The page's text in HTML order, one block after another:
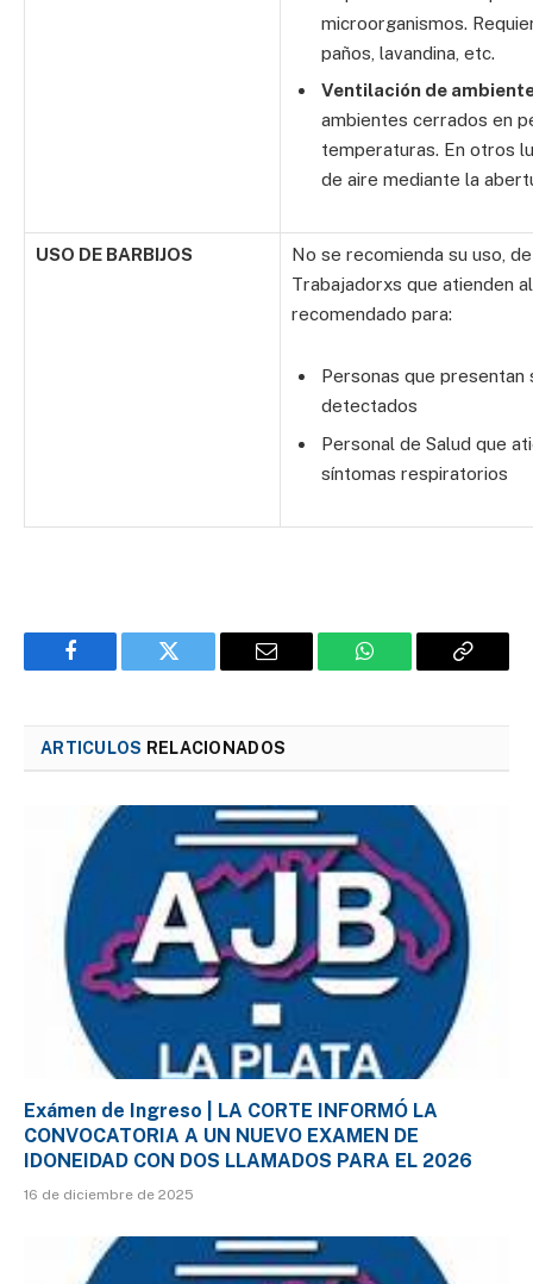
microorganismos.
paños, lavandina, etc.
Ventilación de
ambientes cerrados en
temperaturas. En otros
de aire mediante la
USO DE BARBIJOS
No se recomienda su uso,
Trabajadorxs que atienden
recomendado para:
Personas que
detectados
Personal de Salud que
síntomas respiratorios
Facebook Twitter Email WhatsApp Copy
ARTICULOS RELACIONADOS
Exámen de Ingreso | LA CORTE INFORMÓ LA
CONVOCATORIA A UN NUEVO EXAMEN DE
IDONEIDAD CON DOS LLAMADOS PARA EL 2026
16 de diciembre de 2025